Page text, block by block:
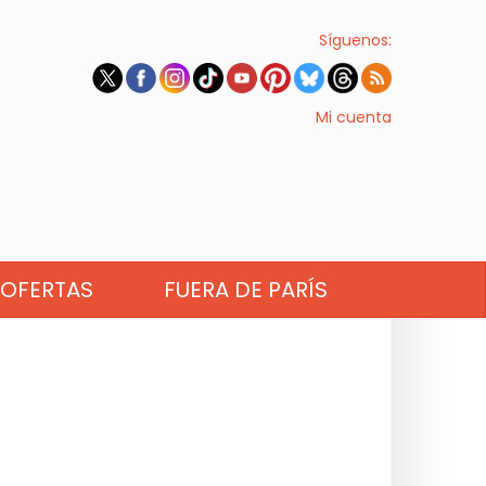
Síguenos:
Mi cuenta
OFERTAS FUERA DE PARÍS